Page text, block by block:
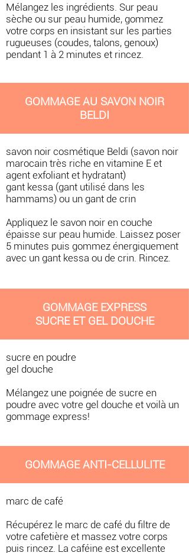
Mélangez les ingrédients. Sur peau
sèche ou sur peau humide, gommez
votre corps en insistant sur les parties
rugueuses (coudes, talons, genoux)
pendant 1 à 2 minutes et rincez.
GOMMAGE AU SAVON NOIR
BELDI
savon noir cosmétique Beldi (savon noir
marocain très riche en vitamine E et
agent exfoliant et hydratant)
gant kessa (gant utilisé dans les
hammams) ou un gant de crin
Appliquez le savon noir en couche
épaisse sur peau humide. Laissez poser
5 minutes puis gommez énergiquement
avec un gant kessa ou de crin. Rincez.
GOMMAGE EXPRESS
SUCRE ET GEL DOUCHE
sucre en poudre
gel douche
Mélangez une poignée de sucre en
poudre avec votre gel douche et voilà un
gommage express!
GOMMAGE ANTI-CELLULITE
marc de café
Récupérez le marc de café du filtre de
votre cafetière et massez votre corps
puis rincez. La caféine est excellente